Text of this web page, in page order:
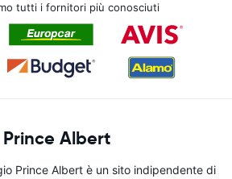
tutti i fornitori più conosciuti
Albert
Prince Albert è un sito indipendente di